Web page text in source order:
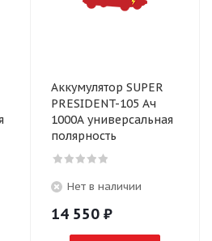
Аккумулятор SUPER
PRESIDENT-105 Ач
1000А универсальная
полярность
Нет в наличии
14 550 ₽